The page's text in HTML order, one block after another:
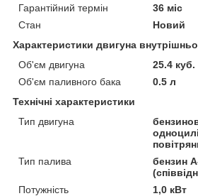
Гарантійний термін
36 міс
Стан
Новий
Характеристики двигуна
Об'єм двигуна
25.4
Об'єм паливного бака
0.5 л
Технічні характеристики
Тип двигуна
Тип палива
бензин
Потужність
1,0 кВт